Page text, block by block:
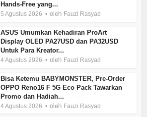
Hands-Free yang...
5 Agustus 2026 oleh Fauzi Rasyad
ASUS Umumkan Kehadiran ProArt
Display OLED PA27USD dan PA32USD
Untuk Para Kreator...
4 Agustus 2026 oleh Fauzi Rasyad
Bisa Ketemu BABYMONSTER, Pre-Order
OPPO Reno16 F 5G Eco Pack Tawarkan
Promo dan Hadiah...
4 Agustus 2026 oleh Fauzi Rasyad